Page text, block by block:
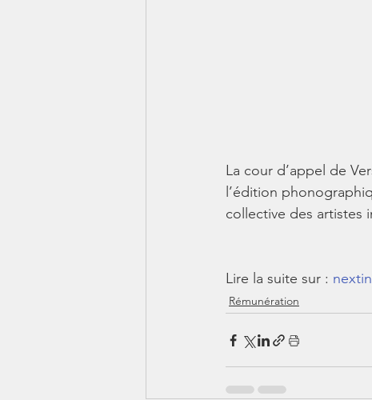
La cour d’appel de
l’édition
collective des artistes
Lire la suite sur :
Rémunération